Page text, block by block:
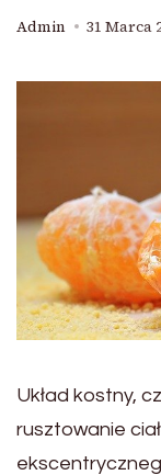
Admin 31 Marca
Układ kostny,
rusztowanie